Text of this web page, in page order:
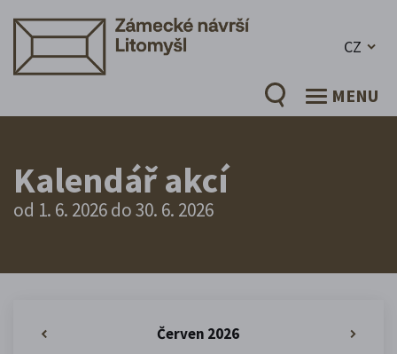
CZ
MENU
Kalendář akcí
od 1. 6. 2026 do 30. 6. 2026
Červen 2026